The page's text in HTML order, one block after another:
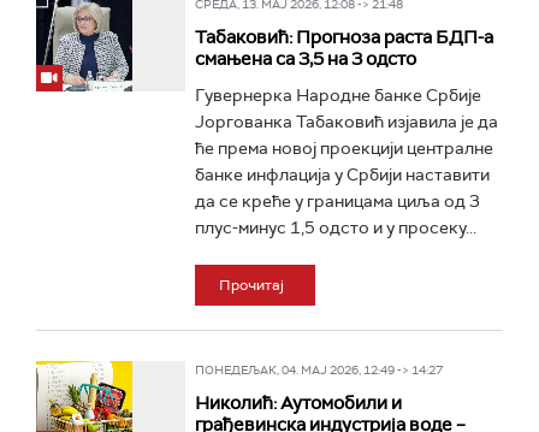
СРЕДА, 13. МАЈ 2026, 12:08 -> 21:48
Табаковић: Прогноза раста БДП-а
смањена са 3,5 на 3 одсто
Гувернерка Народне банке Србије
Јоргованка Табаковић изјавила је да
ће према новој проекцији централне
банке инфлација у Србији наставити
да се креће у границама циља од 3
плус-минус 1,5 одсто и у просеку...
Прочитај
ПОНЕДЕЉАК, 04. МАЈ 2026, 12:49 -> 14:27
Николић: Аутомобили и
грађевинска индустрија воде –